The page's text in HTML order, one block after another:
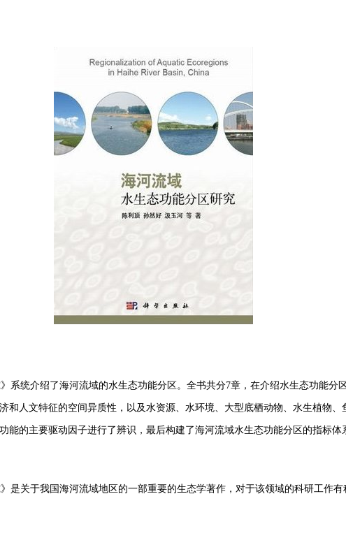
系统介绍了海河流域的水生态功能分区。全书共分7章，在介绍水生态功能分
和人文特征的空间异质性，以及水资源、水环境、大型底栖动物、水生植物、
能的主要驱动因子进行了辨识，最后构建了海河流域水生态功能分区的指标
是关于我国海河流域地区的一部重要的生态学著作，对于该领域的科研工作